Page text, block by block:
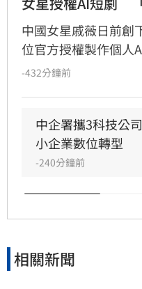
中國女星戚薇日前創
位官方授權製作個人
由戚薇AI分身演出的
視角」，鏡頭直接
底，被指帶有強烈
待的AI技術創新慘遭
-432分鐘前
中企署攜3科技公
小企業數位轉型
-240分鐘前
相關新聞